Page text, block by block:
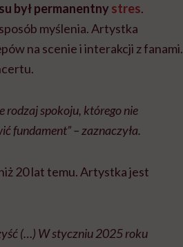
był permanentny stres.
myślenia. Artystka
na scenie i interakcji z fanami.
rodzaj spokoju, którego nie
fundament” – zaznaczyła.
20 lat temu. Artystka jest
(…) W styczniu 2025 roku